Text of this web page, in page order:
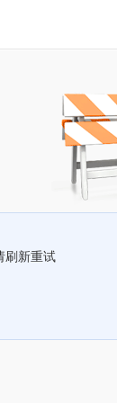
刷新重试